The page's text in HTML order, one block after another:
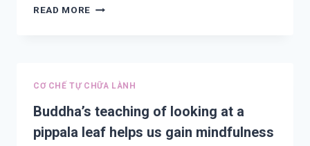
READ MORE CONTENTS
YOU
WE
CƠ CHẾ TỰ CHỮA LÀNH
Buddha’s teaching of looking at a
pippala leaf helps us gain mindfulness